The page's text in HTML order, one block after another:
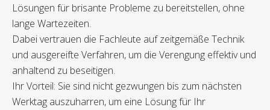
Lösungen für brisante Probleme zu bereitstellen, ohne
lange Wartezeiten.
Dabei vertrauen die Fachleute auf zeitgemäße Technik
und ausgereifte Verfahren, um die Verengung effektiv und
anhaltend zu beseitigen.
Ihr Vorteil: Sie sind nicht gezwungen bis zum nächsten
Werktag auszuharren, um eine Lösung für Ihr